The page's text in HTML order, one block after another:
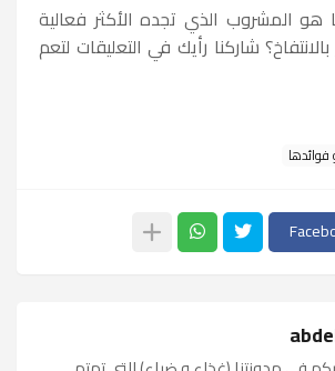
هو المشروب الذي تجده الأكثر فعالية
شاركنا رأيك في التعليقات لتعم